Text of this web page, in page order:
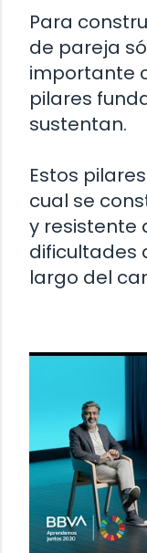
Para
de pareja
importante
pilares
sustentan.
Estos
cual se
y resistente
dificultades
largo del